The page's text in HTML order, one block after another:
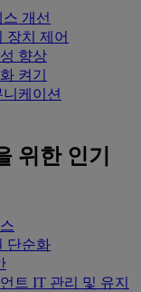
개선
장치 제어
향상
켜기
케이션
위한 인기
단순화
트 IT 관리 및 유지